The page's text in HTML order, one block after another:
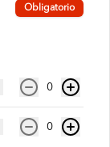
Obligatorio
0
0